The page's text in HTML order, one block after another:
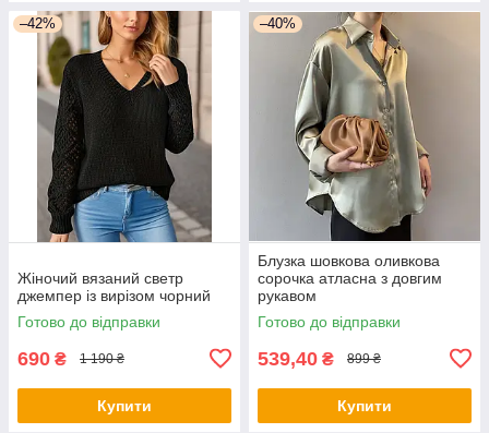
–42%
Жіночий вязаний светр
джемпер із вирізом чорний
Готово до відправки
690 ₴ 1 190 ₴
Купити
–40%
Блузка шовкова оливкова
сорочка атласна з довгим
рукавом
Готово до відправки
539,40 ₴ 899 ₴
Купити